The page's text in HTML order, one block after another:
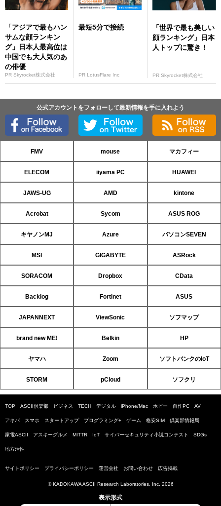
「アジアで最もハン
サムな顔ランキン
グ」日本人最高位は
中国でも大人気のあ
の俳優
PR Skyrocket株式会社
最短5分で接続
PR LotusFlare Inc
「世界で最も美しい
顔ランキング」日本
人トップに驚き！
PR Skyrocket株式会社
公式アカウントをフォローして最新情報を手に入れよう
FMV mouse マカフィー
ELECOM iiyama PC HUAWEI
JAWS-UG AMD kintone
Acrobat Sycom ASUS ROG
キヤノンMJ Azure パソコンSEVEN
MSI GIGABYTE ASRock
SORACOM Dropbox CData
Backlog Fortinet ASUS
JAPANNEXT ViewSonic ソフマップ
brand new ME! Belkin HP
ヤマハ Zoom ソフトバンクのIoT
STORM pCloud ソフクリ
TOP ASCII倶楽部 ビジネス TECH デジタル iPhone/Mac ホビー 自作PC AV
アキバ スマホ スタートアップ プログラミング+ ゲーム 格安SIM 倶楽部情報局
家電ASCII アスキーグルメ MITTR IoT サイバーセキュリティ小説コンテスト SDGs
地方活性
サイトポリシー プライバシーポリシー 運営会社 お問い合わせ 広告掲載
© KADOKAWA ASCII Research Laboratories, Inc. 2026
表示形式